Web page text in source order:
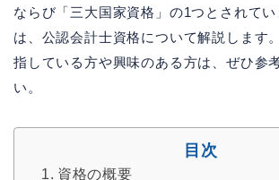
ならび「三大国家資格」の1つとされて
は、公認会計士資格について解説します
指している方や興味のある方は、ぜひ参
い。
目次
資格の概要